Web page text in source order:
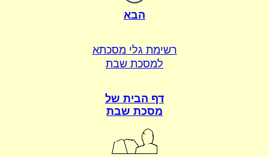
הבא
רשימת גלי מסכתא
למסכת שבת
דף הבית של
מסכת שבת